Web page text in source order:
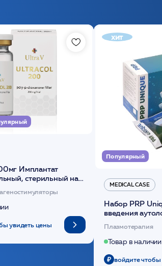
Имплантат
стерильный на
увидеть цены
хит
Популярный
MEDICAL CASE
Набор PRP
введения
(саше 1шт)/
Плазмотерапия
Товар в наличии
войдите